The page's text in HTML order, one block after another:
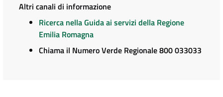
Altri canali di informazione
Ricerca nella Guida ai servizi della Regione
Emilia Romagna
Chiama il Numero Verde Regionale 800 033033